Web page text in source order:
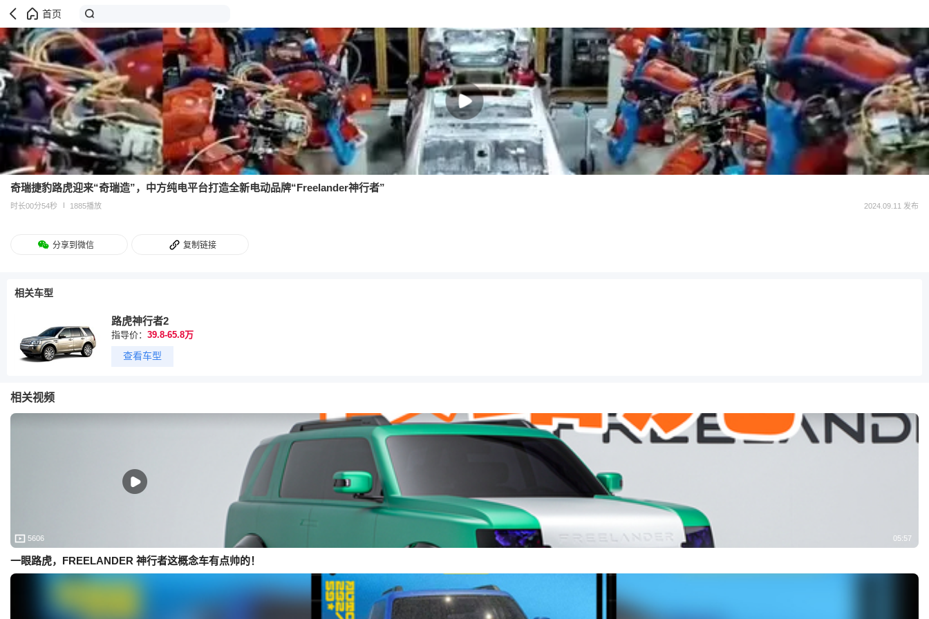
首页
奇瑞捷豹路虎迎来“奇瑞造”，中方纯电平台打造全新电动品牌“Freelander神行者”
时长00分54秒 1885播放 2024.09.11 发布
分享到微信 复制链接
相关车型
路虎神行者2
指导价： 39.8-65.8万
查看车型
相关视频
5606 05:57
一眼路虎，FREELANDER 神行者这概念车有点帅的！